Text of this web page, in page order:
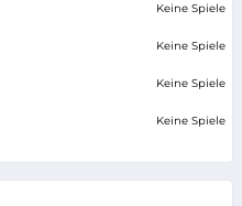
Keine Spiele
Keine Spiele
Keine Spiele
Keine Spiele